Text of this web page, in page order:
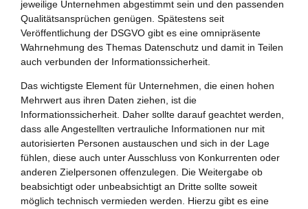
jeweilige Unternehmen abgestimmt sein und den passenden
Qualitätsansprüchen genügen. Spätestens seit
Veröffentlichung der DSGVO gibt es eine omnipräsente
Wahrnehmung des Themas Datenschutz und damit in Teilen
auch verbunden der Informationssicherheit.
Das wichtigste Element für Unternehmen, die einen hohen
Mehrwert aus ihren Daten ziehen, ist die
Informationssicherheit. Daher sollte darauf geachtet werden,
dass alle Angestellten vertrauliche Informationen nur mit
autorisierten Personen austauschen und sich in der Lage
fühlen, diese auch unter Ausschluss von Konkurrenten oder
anderen Zielpersonen offenzulegen. Die Weitergabe ob
beabsichtigt oder unbeabsichtigt an Dritte sollte soweit
möglich technisch vermieden werden. Hierzu gibt es eine